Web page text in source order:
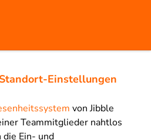
Standort-Einstellungen
von Jibble
Teammitglieder nahtlos
Ein- und